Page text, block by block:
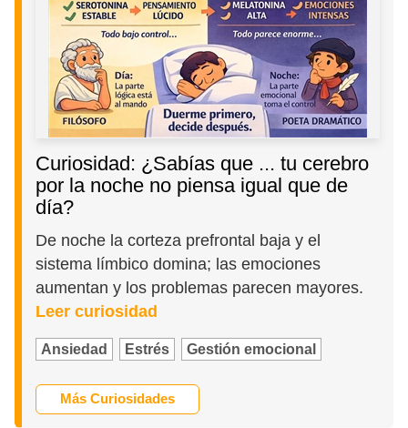
Curiosidad: ¿Sabías que ... tu cerebro
por la noche no piensa igual que de
día?
De noche la corteza prefrontal baja y el
sistema límbico domina; las emociones
aumentan y los problemas parecen mayores.
Leer curiosidad
Ansiedad Estrés Gestión emocional
Más Curiosidades